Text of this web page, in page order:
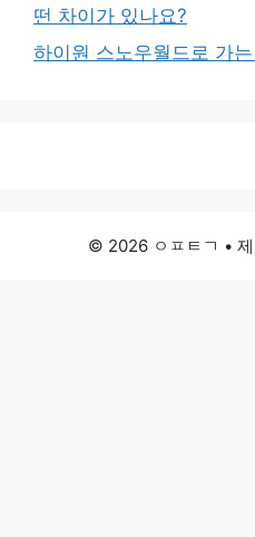
떤 차이가 있나요?
하이원 스노우월드로 가
© 2026 ㅇㅍㅌㄱ •